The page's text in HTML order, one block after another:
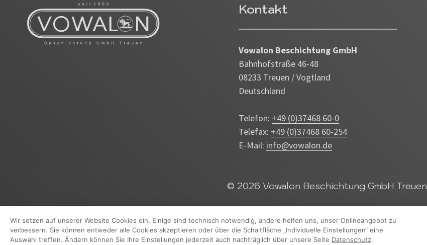
Kontakt
Vowalon Beschichtung GmbH
Bahnhofstraße 46-48
08233 Treuen / Vogtland
Deutschland
Telefon: +49 (0)37468 60-0
Telefax: +49 (0)37468 60-254
E-Mail: info@vowalon.de
© 2026 Vowalon Beschichtung GmbH Treuen
Wir setzen auf unserer Website Cookies ein. Einige sind technisch notwendig, andere helfen uns, unser Onlineangebot zu
verbessern. Sie können entweder alle Cookies akzeptieren oder über die Schaltfläche „Individuelle Einstellungen“ eine
Auswahl treffen. Ändern können Sie Ihre Einstellungen jederzeit auch nachträglich über unsere Seite Datenschutz.